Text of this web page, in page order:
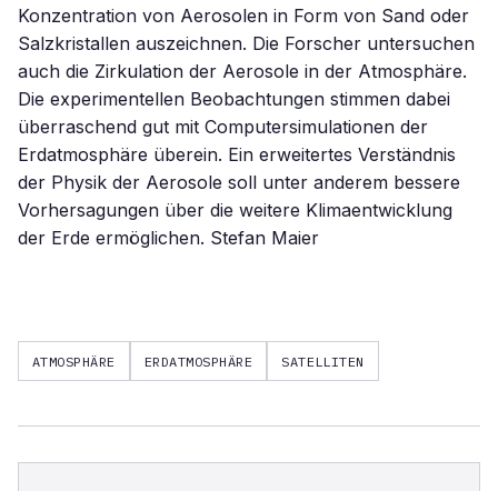
Konzentration von Aerosolen in Form von Sand oder
Salzkristallen auszeichnen. Die Forscher untersuchen
auch die Zirkulation der Aerosole in der Atmosphäre.
Die experimentellen Beobachtungen stimmen dabei
überraschend gut mit Computersimulationen der
Erdatmosphäre überein. Ein erweitertes Verständnis
der Physik der Aerosole soll unter anderem bessere
Vorhersagungen über die weitere Klimaentwicklung
der Erde ermöglichen. Stefan Maier
ATMOSPHÄRE ERDATMOSPHÄRE SATELLITEN